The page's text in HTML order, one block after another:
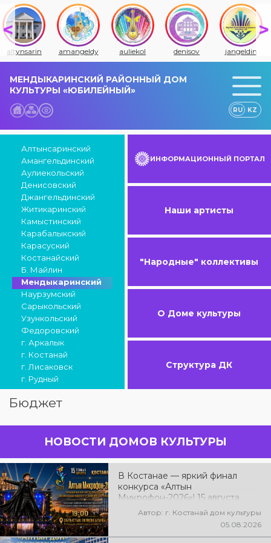
altynsarin amangeldy auliekol denisov jangeldin
МЕНДЫКАРИНСКИЙ РАЙОННЫЙ ДОМ
КУЛЬТУРЫ «ЮБИЛЕЙНЫЙ»
RU KZ
Алтынсаринский
Амангельдинский
Аулиекольский
Денисовский
Джангельдинский
Житикаринский
Камыстинский
Карабалыкский
Карасуский
Костанайский
Б. Майлин
Мендыкаринский
Наурзумский
Сарыкольский
Узункольский
Федоровский
г. Аркалык
г. Костанай
г. Лисаковск
г. Рудный
ИНФОРМАЦИОННЫЙ ПОРТАЛ
Наши артисты
"Народные" коллективы
О Доме культуры
Структура ДК
Бюджет
НОВОСТИ ДОМОВ КУЛЬТУРЫ
В Костанае — яркий финал
конкурса «Алтын
Микрофон-2026»! 15 августа
состоятся церемония
награждения победителей и
гала-концерт Международного
Автор: г. Костанай дом культуры
05.08.2026